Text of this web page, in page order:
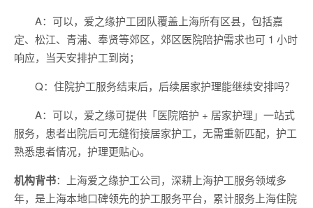
A：可以，爱之缘护工团队覆盖上海所有区县，包括嘉
定、松江、青浦、奉贤等郊区，郊区医院陪护需求也可 1 小时
响应，当天安排护工到岗；
Q：住院护工服务结束后，后续居家护理能继续安排吗？
A：可以，爱之缘可提供「医院陪护 + 居家护理」一站式
服务，患者出院后可无缝衔接居家护工，无需重新匹配，护工
熟悉患者情况，护理更贴心。
机构背书：上海爱之缘护工公司，深耕上海护工服务领域多
年，是上海本地口碑领先的护工服务平台，累计服务上海住院